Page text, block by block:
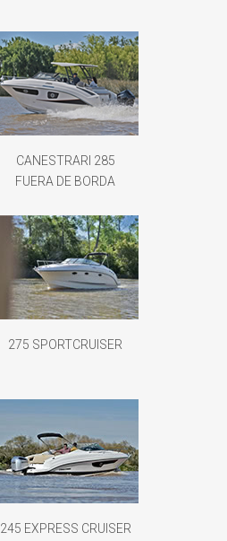
CANESTRARI 285
FUERA DE BORDA
275 SPORTCRUISER
245 EXPRESS CRUISER